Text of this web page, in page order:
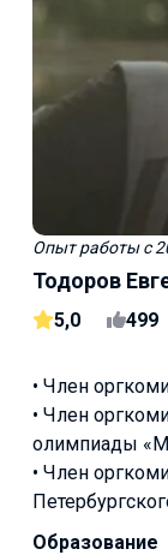
Опыт работыс
Тодоров
5,0 499
• Член
• Член
олимпиады
• Член
Образование